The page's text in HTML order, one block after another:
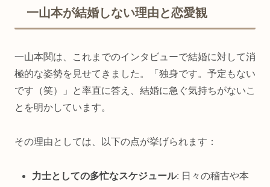
一山本が結婚しない理由と恋愛観
一山本関は、これまでのインタビューで結婚に対して消
極的な姿勢を見せてきました。「独身です。予定もない
です（笑）」と率直に答え、結婚に急ぐ気持ちがないこ
とを明かしています。
その理由としては、以下の点が挙げられます：
力士としての多忙なスケジュール: 日々の稽古や本